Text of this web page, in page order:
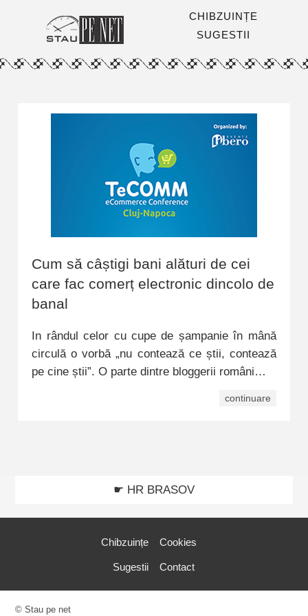
CHIBZUINȚE
SUGESTII
Cum să câștigi bani alături de cei
care fac comerț electronic dincolo de
banal
In rândul celor cu cupe de șampanie în mână
circulă o vorbă „nu contează ce știi, contează
pe cine știi”. O parte dintre bloggerii români…
continuare
☛ HR BRASOV
Chibzuințe
Sugestii
Cookies
Contact
© Stau pe net